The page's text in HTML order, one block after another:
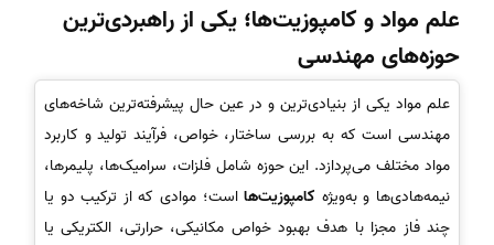
علم مواد و کامپوزیت‌ها؛ یکی از راهبردی‌ترین
حوزه‌های مهندسی
علم مواد یکی از بنیادی‌ترین و در عین حال پیشرفته‌ترین شاخه‌های
مهندسی است که به بررسی ساختار، خواص، فرآیند تولید و کاربرد
مواد مختلف می‌پردازد. این حوزه شامل فلزات، سرامیک‌ها، پلیمرها،
نیمه‌هادی‌ها و به‌ویژه کامپوزیت‌هااست؛ موادی که از ترکیب دو یا
چند فاز مجزا با هدف بهبود خواص مکانیکی، حرارتی، الکتریکی یا